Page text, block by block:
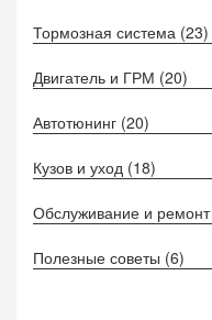
Тормозная система (23)
Двигатель и ГРМ (20)
Автотюнинг (20)
Кузов и уход (18)
Обслуживание и ремонт
Полезные советы (6)